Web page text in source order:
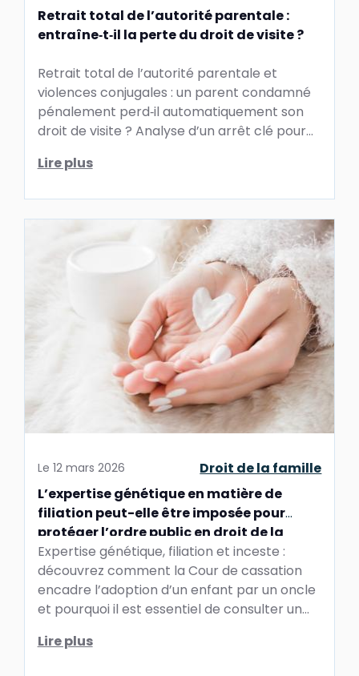
Retrait total de l’autorité parentale :
entraîne‑t‑il la perte du droit de visite ?
Retrait total de l’autorité parentale et
violences conjugales : un parent condamné
pénalement perd‑il automatiquement son
droit de visite ? Analyse d’un arrêt clé pour
Lire plus
Le 12 mars 2026
Droit de la famille
L’expertise génétique en matière de
filiation peut-elle être imposée pour
protéger l’ordre public en droit de la
famille ?
Expertise génétique, filiation et inceste :
découvrez comment la Cour de cassation
encadre l’adoption d’un enfant par un oncle
et pourquoi il est essentiel de consulter un
Lire plus